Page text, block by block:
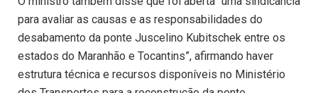
para avaliar as causas e as responsabilidades do
desabamento da ponte Juscelino Kubitschek entre os
estados do Maranhão e Tocantins”, afirmando haver
estrutura técnica e recursos disponíveis no Ministério